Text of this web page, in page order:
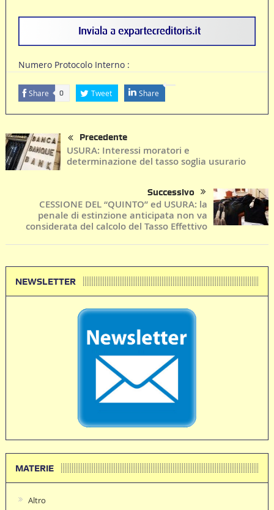
Numero Protocolo Interno :
Share 0 Tweet Share
Precedente
USURA: Interessi moratori e
determinazione del tasso soglia usurario
Successivo
CESSIONE DEL “QUINTO” ed USURA: la
penale di estinzione anticipata non va
considerata del calcolo del Tasso Effettivo
NEWSLETTER
MATERIE
Altro